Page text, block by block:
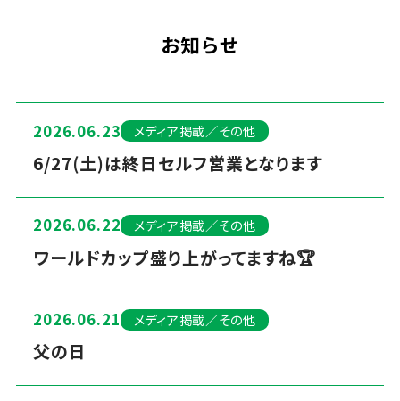
お知らせ
2026.06.23 メディア掲載／その他
6/27(土)は終日セルフ営業となります
2026.06.22 メディア掲載／その他
ワールドカップ盛り上がってますね🏆
2026.06.21 メディア掲載／その他
父の日